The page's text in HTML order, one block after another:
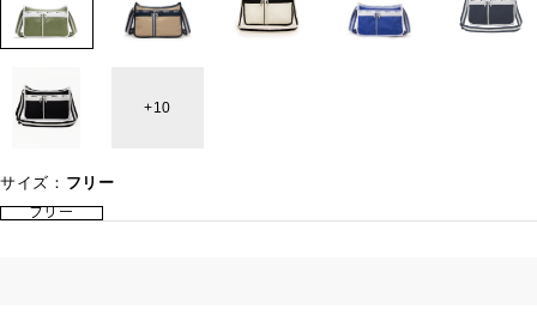
10
サイズ： フリー
フリー